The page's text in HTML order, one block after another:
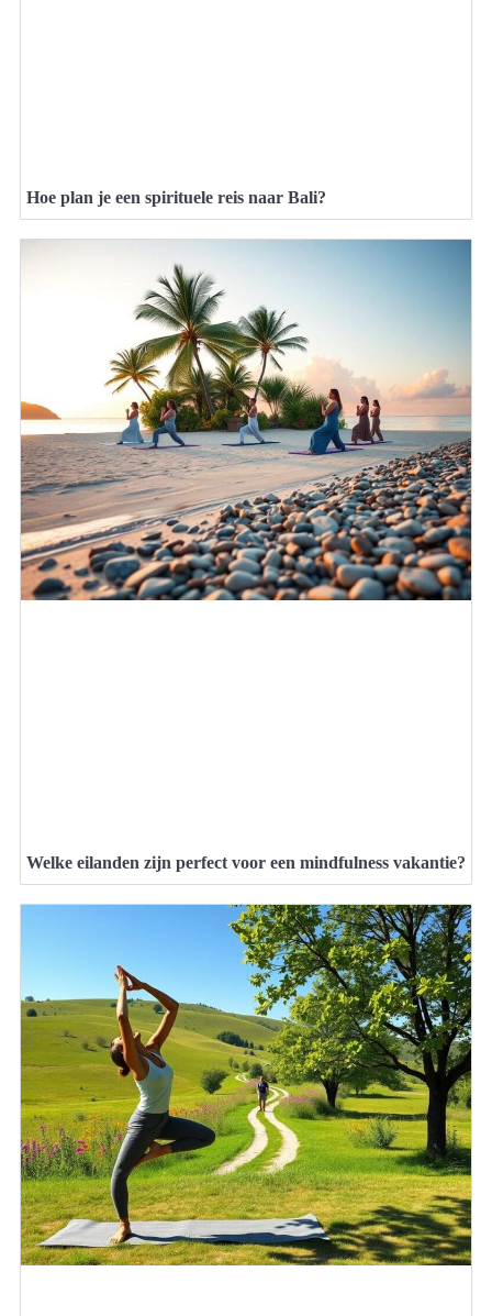
Hoe plan je een spirituele reis naar Bali?
Welke eilanden zijn perfect voor een mindfulness vakantie?